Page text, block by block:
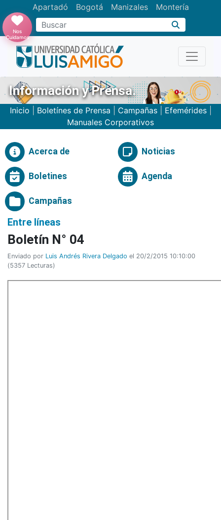
Apartadó Bogotá Manizales Montería
Buscar
Nos
Cuidamos
Información y Prensa.
Inicio Boletínes de Prensa Campañas| Efemérides|
Manuales Corporativos
Acerca de Noticias
Boletines Agenda
Campañas
Entre líneas
Boletín N° 04
Enviado por Luis Andrés Rivera Delgado el 20/2/2015 10:10:00
(5357 Lecturas)